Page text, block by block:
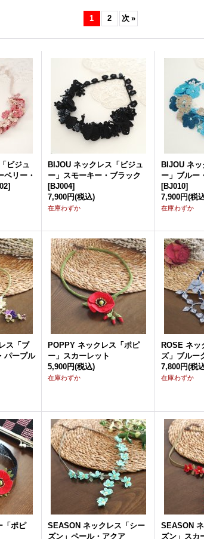
1 2 次 »
ビジュ
ベリー・
]
BIJOU ネックレス「ビジュ
ー」スモーキー・ブラック
[BJ004]
7,900円(税込)
在庫わずか
BIJOU ネ
ー」ブルー
[BJ010]
7,900円(税
在庫わずか
ス「ブ
パープル
POPPY ネックレス「ポピ
ー」スカーレット
5,900円(税込)
在庫わずか
ROSE ネッ
ズ」ブルー
7,800円(税
在庫わずか
「ポピ
SEASON ネックレス「シー
ズン」ペール・アクア
SEASON
ズン」スカ